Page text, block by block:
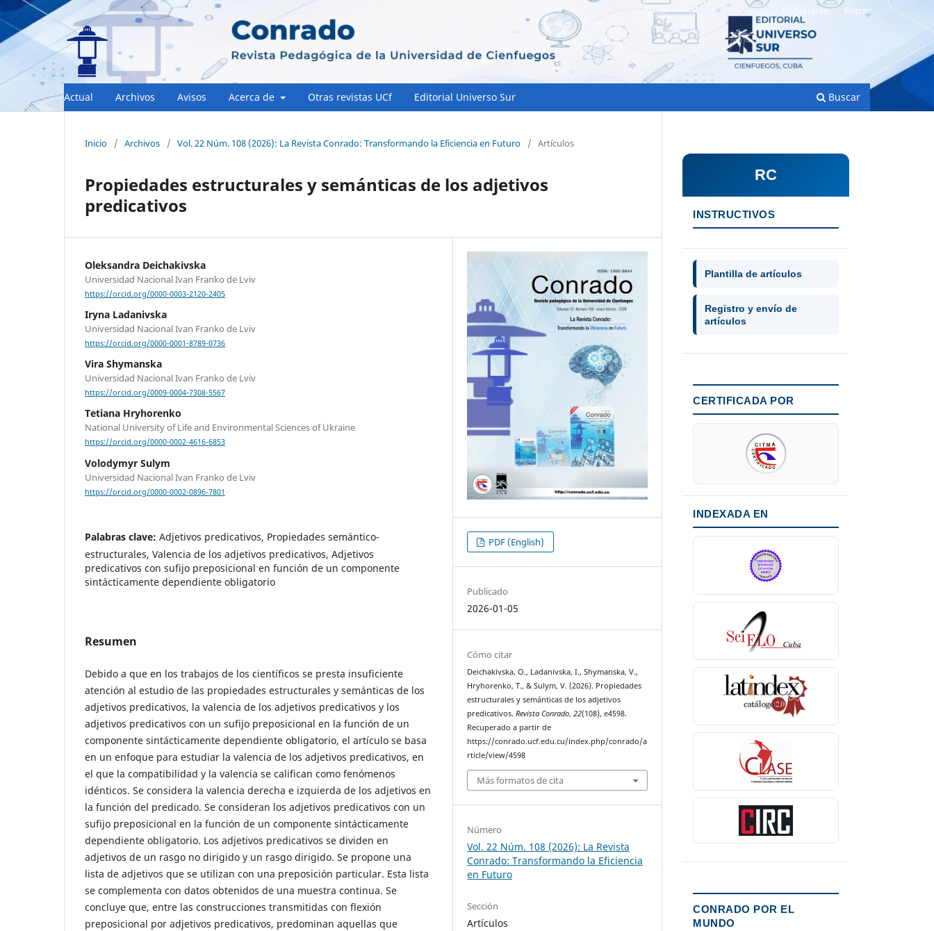
Actual Archivos Avisos Acerca de Otras revistas UCf Editorial Universo Sur Buscar
Registrarse Entrar
Inicio / Archivos / Vol. 22 Núm. 108 (2026): La Revista Conrado: Transformando la Eficiencia en Futuro / Artículos
Propiedades estructurales y semánticas de los adjetivos
predicativos
Oleksandra Deichakivska
Universidad Nacional Ivan Franko de Lviv
https://orcid.org/0000-0003-2120-2405
Iryna Ladanivska
Universidad Nacional Ivan Franko de Lviv
https://orcid.org/0000-0001-8789-0736
Vira Shymanska
Universidad Nacional Ivan Franko de Lviv
https://orcid.org/0009-0004-7308-5567
Tetiana Hryhorenko
National University of Life and Environmental Sciences of Ukraine
https://orcid.org/0000-0002-4616-6853
Volodymyr Sulym
Universidad Nacional Ivan Franko de Lviv
https://orcid.org/0000-0002-0896-7801
Palabras clave: Adjetivos predicativos, Propiedades semántico-
estructurales, Valencia de los adjetivos predicativos, Adjetivos
predicativos con sufijo preposicional en función de un componente
sintácticamente dependiente obligatorio
Resumen
Debido a que en los trabajos de los científicos se presta insuficiente
atención al estudio de las propiedades estructurales y semánticas de los
adjetivos predicativos, la valencia de los adjetivos predicativos y los
adjetivos predicativos con un sufijo preposicional en la función de un
componente sintácticamente dependiente obligatorio, el artículo se basa
en un enfoque para estudiar la valencia de los adjetivos predicativos, en
el que la compatibilidad y la valencia se califican como fenómenos
idénticos. Se considera la valencia derecha e izquierda de los adjetivos en
la función del predicado. Se consideran los adjetivos predicativos con un
sufijo preposicional en la función de un componente sintácticamente
dependiente obligatorio. Los adjetivos predicativos se dividen en
adjetivos de un rasgo no dirigido y un rasgo dirigido. Se propone una
lista de adjetivos que se utilizan con una preposición particular. Esta lista
se complementa con datos obtenidos de una muestra continua. Se
concluye que, entre las construcciones transmitidas con flexión
preposicional por adjetivos predicativos, predominan aquellas que
PDF (English)
Publicado
2026-01-05
Cómo citar
Deichakivska, O., Ladanivska, I., Shymanska, V.,
Hryhorenko, T., & Sulym, V. (2026). Propiedades
estructurales y semánticas de los adjetivos
predicativos.Revista Conrado,22(108), e4598.
Recuperado a partir de
https://conrado.ucf.edu.cu/index.php/conrado/a
rticle/view/4598
Más formatos de cita
Número
Vol. 22 Núm. 108 (2026): La Revista
Conrado: Transformando la Eficiencia
en Futuro
Sección
Artículos
RC
INSTRUCTIVOS
Plantilla de artículos
Registro y envío de
artículos
CERTIFICADA POR
INDEXADA EN
CONRADO POR EL
MUNDO